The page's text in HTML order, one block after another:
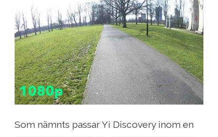
Som nämnts passar Yi Discovery inom en